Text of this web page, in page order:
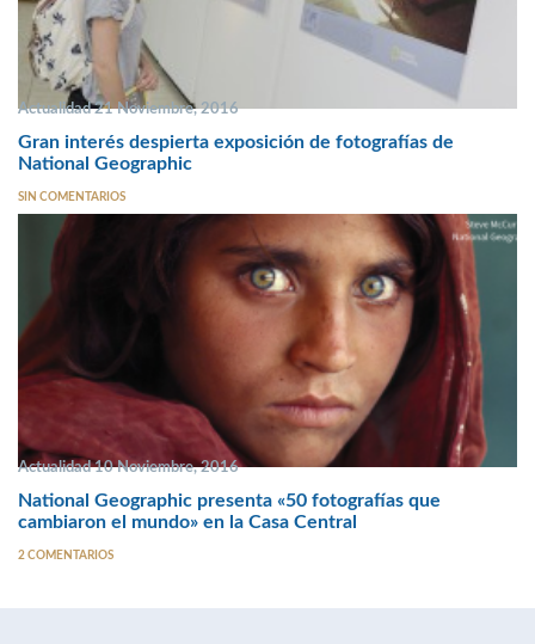
Actualidad 21 Noviembre, 2016
Gran interés despierta exposición de fotografías de
National Geographic
SIN COMENTARIOS
Actualidad 10 Noviembre, 2016
National Geographic presenta «50 fotografías que
cambiaron el mundo» en la Casa Central
2 COMENTARIOS